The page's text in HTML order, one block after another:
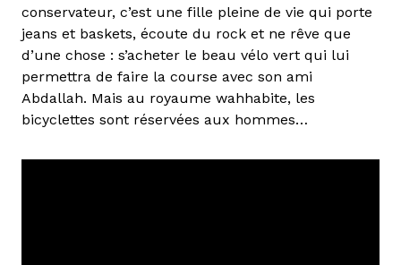
conservateur, c’est une fille pleine de vie qui porte
jeans et baskets, écoute du rock et ne rêve que
d’une chose : s’acheter le beau vélo vert qui lui
permettra de faire la course avec son ami
Abdallah. Mais au royaume wahhabite, les
bicyclettes sont réservées aux hommes…